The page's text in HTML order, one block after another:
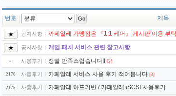
번호 Go 제목
공지사항 까페알레 가맹점은 『1:1 케어』 게시판 이용 부
공지사항 게임 패치 서비스 관련 참고사항
» 사용후기 정말 만족스럽습니다!! [2]
2176 사용후기 카페알레 서비스 사용 후기 적어봅니다 [3]
2175 사용후기 카페알레 하드기반 / 카페알레 iSCSI 사용후기